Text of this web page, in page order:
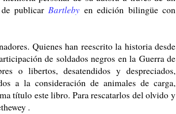
de publicarBartleby en edición bilingüe con
Quienes han reescrito la historia desde
de soldados negros en la Guerra de
o libertos, desatendidos y despreciados,
a la consideración de animales de carga,
título este libro. Para rescatarlos del olvido y
.